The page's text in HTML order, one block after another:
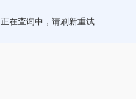
正在查询中，请刷新重试